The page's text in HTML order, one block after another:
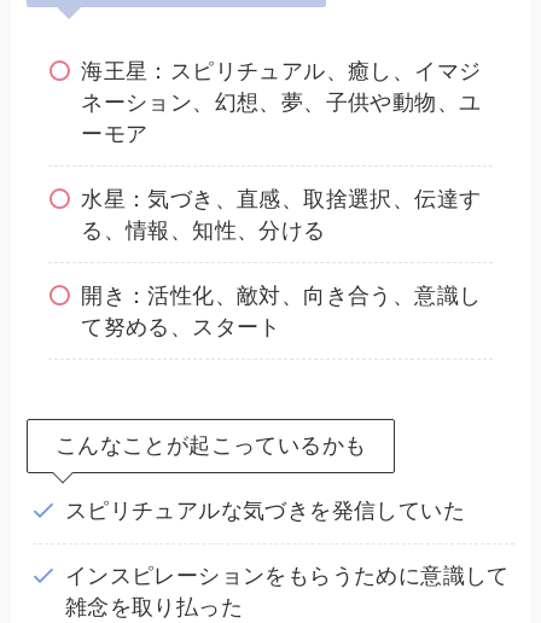
海王星：スピリチュアル、癒し、イマジ
ネーション、幻想、夢、子供や動物、ユ
ーモア
水星：気づき、直感、取捨選択、伝達す
る、情報、知性、分ける
開き：活性化、敵対、向き合う、意識し
て努める、スタート
こんなことが起こっているかも
スピリチュアルな気づきを発信していた
インスピレーションをもらうために意識して
雑念を取り払った